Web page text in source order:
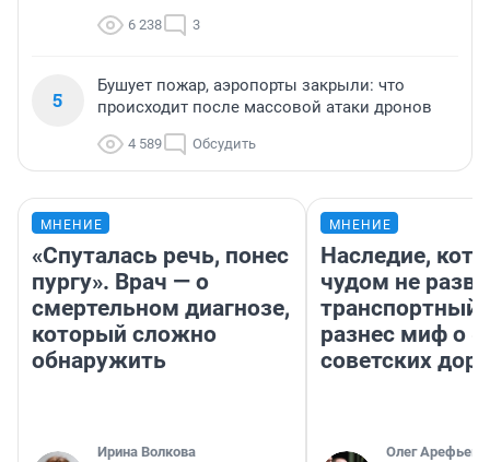
6 238 3
5
Бушует пожар, аэропорты закрыли: что
происходит после массовой атаки дронов
4 589 Обсудить
МНЕНИЕ
«Спуталась речь, понес
пургу». Врач — о
смертельном диагнозе,
который сложно
обнаружить
Ирина Волкова
МНЕНИЕ
Наследие,
чудом не
транспортный
разнес миф о
советских
Олег Арефьев